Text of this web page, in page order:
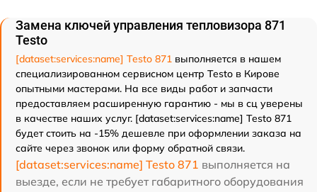
Замена ключей управления тепловизора 871
Testo
[dataset:services:name] Testo 871 выполняется в нашем
специализированном сервисном центр Testo в Кирове
опытными мастерами. На все виды работ и запчасти
предоставляем расширенную гарантию - мы в сц уверены
в качестве наших услуг. [dataset:services:name] Testo 871
будет стоить на -15% дешевле при оформлении заказа на
сайте через звонок или форму обратной связи.
[dataset:services:name] Testo 871 выполняется на
выезде, если не требует габаритного оборудования